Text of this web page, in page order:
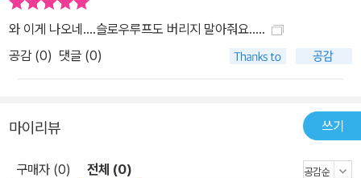
와 이게 나오네....슬로우루프도 버리지 말아줘요.....
공감 (0) 댓글 (0)
마이리뷰 쓰기
구매자 (0) 전체 (0)